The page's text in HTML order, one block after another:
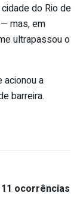
do Rio de
mas, em
ultrapassou o
acionou a
barreira.
ocorrências